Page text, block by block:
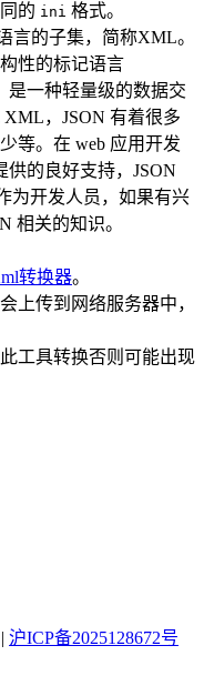
的 ini 格式。
言的子集，简称XML。
性的标记语言
是一种轻量级的数据交
，JSON 有着很多
等。在 web 应用开发
供的良好支持，JSON
为开发人员，如果有兴
相关的知识。
转换器。
上传到网络服务器中，
工具转换否则可能出现
沪ICP备2025128672号